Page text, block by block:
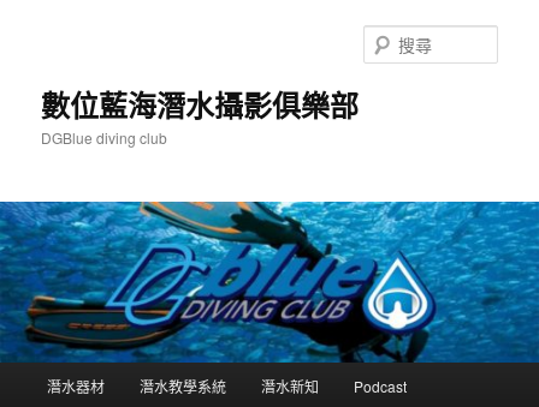
數位藍海潛水攝影俱樂部
DGBlue diving club
尋
潛水器材 潛水教學系統 潛水新知 Podcast